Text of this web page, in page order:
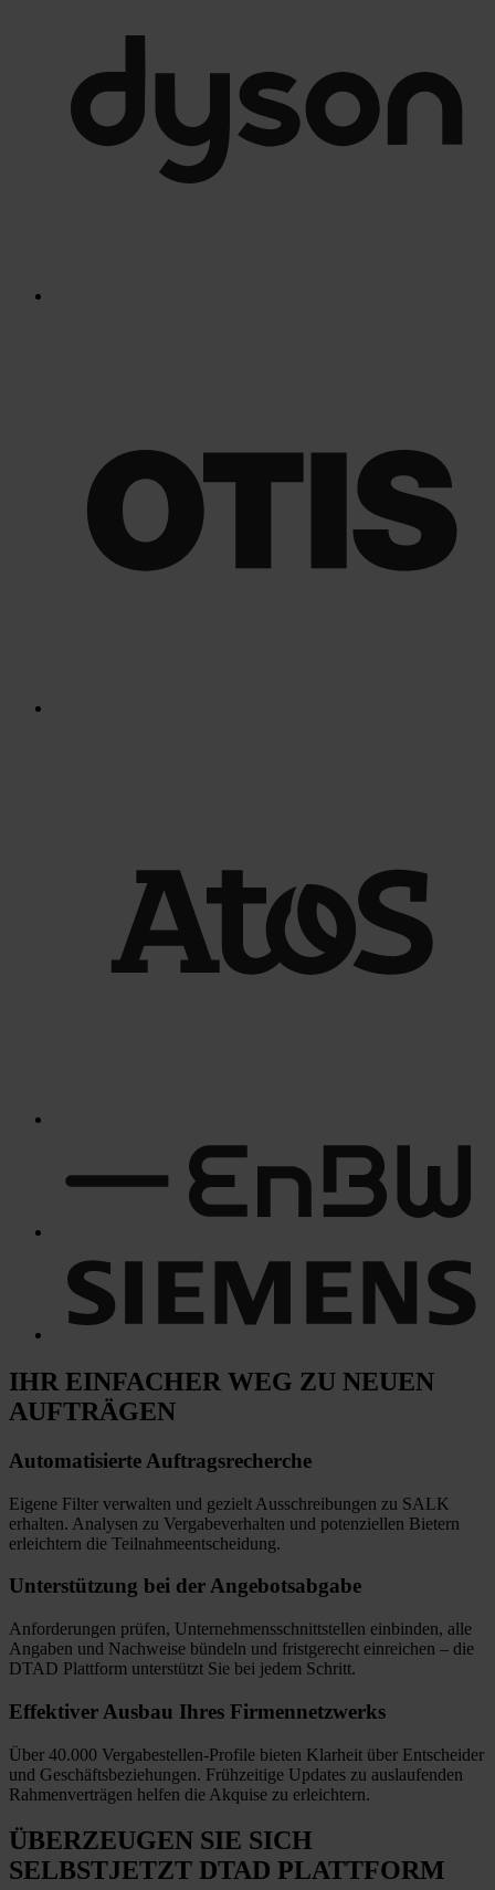
IHR EINFACHER WEG ZU NEUEN
AUFTRÄGEN
Automatisierte Auftragsrecherche
Eigene Filter verwalten und gezielt Ausschreibungen zu SALK
erhalten. Analysen zu Vergabeverhalten und potenziellen Bietern
erleichtern die Teilnahmeentscheidung.
Unterstützung bei der Angebotsabgabe
Anforderungen prüfen, Unternehmensschnittstellen einbinden, alle
Angaben und Nachweise bündeln und fristgerecht einreichen – die
DTAD Plattform unterstützt Sie bei jedem Schritt.
Effektiver Ausbau Ihres Firmennetzwerks
Über 40.000 Vergabestellen-Profile bieten Klarheit über Entscheider
und Geschäftsbeziehungen. Frühzeitige Updates zu auslaufenden
Rahmenverträgen helfen die Akquise zu erleichtern.
ÜBERZEUGEN SIE SICH
SELBSTJETZT DTAD PLATTFORM